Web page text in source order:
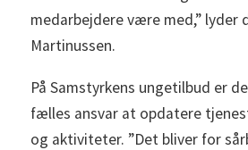
medarbejdere være med,” lyder
Martinussen.
På Samstyrkens ungetilbud er
fælles ansvar at opdatere
og aktiviteter. ”Det bliver for